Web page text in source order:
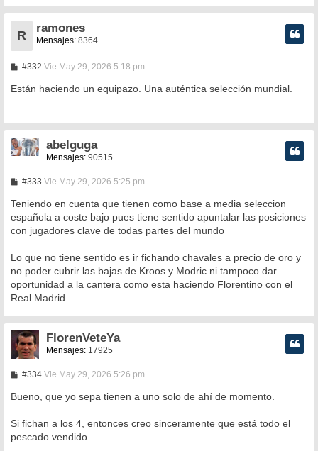
R
ramones
Mensajes: 8364
#332M
n
s
e
Vie May 29, 2026 5:18 pm
Están haciendo un equipazo. Una auténtica selección mundial.
abelguga
Mensajes: 90515
#333M
n
s
a
j
Vie May 29, 2026 5:25 pm
Teniendo en cuenta que tienen como base a media seleccion
española a coste bajo pues tiene sentido apuntalar las posiciones
con jugadores clave de todas partes del mundo
Lo que no tiene sentido es ir fichando chavales a precio de oro y
no poder cubrir las bajas de Kroos y Modric ni tampoco dar
oportunidad a la cantera como esta haciendo Florentino con el
Real Madrid.
FlorenVeteYa
Mensajes: 17925
#334M
s
j
e
Vie May 29, 2026 5:26 pm
Bueno, que yo sepa tienen a uno solo de ahí de momento.
Si fichan a los 4, entonces creo sinceramente que está todo el
pescado vendido.